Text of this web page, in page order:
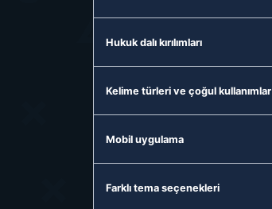
Hukuk dalı kırılımları
Kelime türleri ve çoğul kullanımlar
Mobil uygulama
Farklı tema seçenekleri